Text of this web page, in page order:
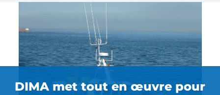
DIMA met tout en œuvre pour